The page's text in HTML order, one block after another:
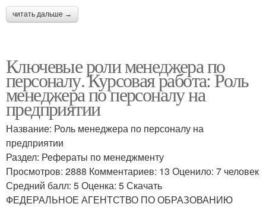
читать дальше →
Ключевые роли менеджера по
персоналу. Курсовая работа: Роль
менеджера по персоналу на
предприятии
Название: Роль менеджера по персоналу на
предприятии
Раздел: Рефераты по менеджменту
Просмотров: 2888 Комментариев: 13 Оценило: 7 человек
Средний балл: 5 Оценка: 5 Скачать
ФЕДЕРАЛЬНОЕ АГЕНТСТВО ПО ОБРАЗОВАНИЮ